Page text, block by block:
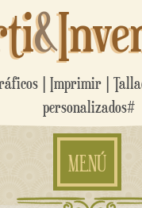
&
| Imprimir |
personalizados#
MENÚ